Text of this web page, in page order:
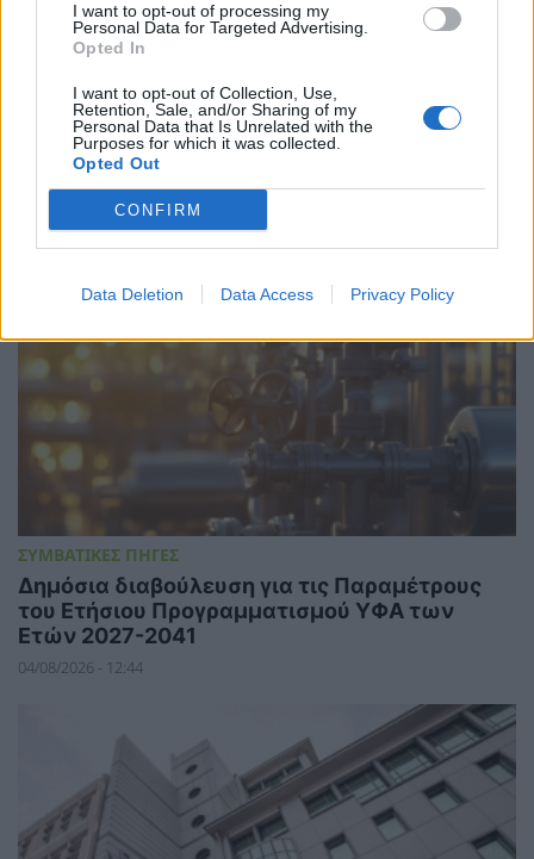
I want to opt-out of processing my
Personal Data for Targeted Advertising.
Opted In
I want to opt-out of Collection, Use,
Retention, Sale, and/or Sharing of my
Personal Data that Is Unrelated with the
Purposes for which it was collected.
Opted Out
CONFIRM
Data Deletion Data Access Privacy Policy
ΗΛΕΚΤΡΙΣΜΟΣ
Τιμολόγιο Αναφοράς και Χρεώσεις
Προμήθειας Προμηθευτή Καθολικής
Υπηρεσίας για τον μήνα Αύγουστο 2026
07/08/2026 - 13:49
ΣΥΜΒΑΤΙΚΕΣ ΠΗΓΕΣ
Δημόσια διαβούλευση για τις Παραμέτρους
του Ετήσιου Προγραμματισμού ΥΦΑ των
Ετών 2027-2041
04/08/2026 - 12:44